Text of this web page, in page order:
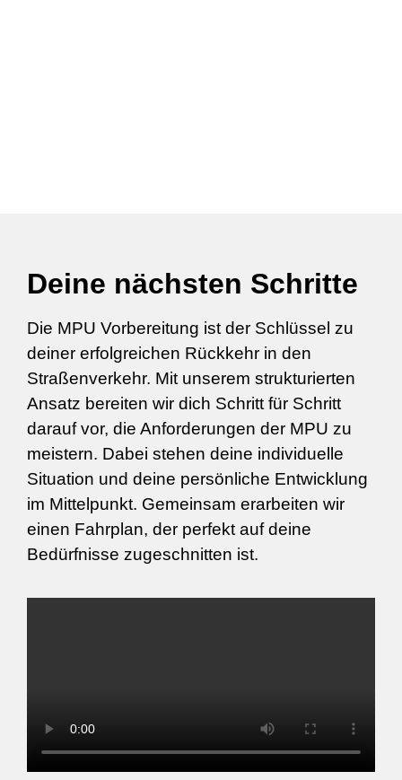
Deine nächsten Schritte
Die MPU Vorbereitung ist der Schlüssel zu
deiner erfolgreichen Rückkehr in den
Straßenverkehr. Mit unserem strukturierten
Ansatz bereiten wir dich Schritt für Schritt
darauf vor, die Anforderungen der MPU zu
meistern. Dabei stehen deine individuelle
Situation und deine persönliche Entwicklung
im Mittelpunkt. Gemeinsam erarbeiten wir
einen Fahrplan, der perfekt auf deine
Bedürfnisse zugeschnitten ist.